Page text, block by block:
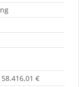
58.416,01 €